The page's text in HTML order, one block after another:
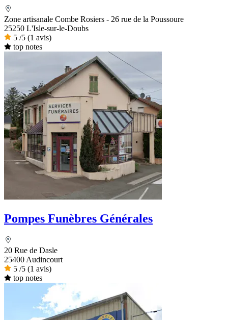
Zone artisanale Combe Rosiers - 26 rue de la Poussoure
25250 L'Isle-sur-le-Doubs
5 /5 (1 avis)
top notes
Pompes Funèbres Générales
20 Rue de Dasle
25400 Audincourt
5 /5 (1 avis)
top notes